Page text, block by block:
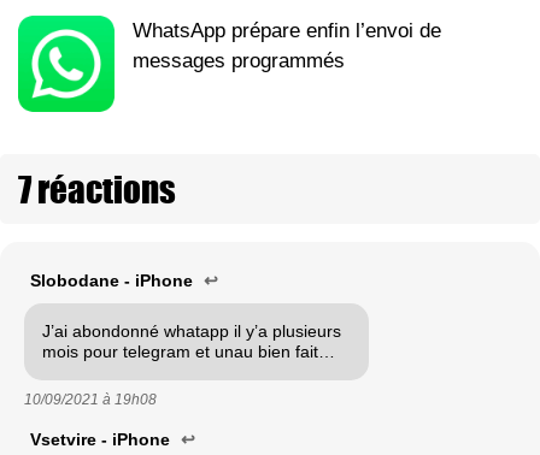
WhatsApp prépare enfin l’envoi de
messages programmés
7 réactions
Slobodane - iPhone ↩
J’ai abondonné whatapp il y’a plusieurs
mois pour telegram et unau bien fait…
10/09/2021 à 19h08
Vsetvire - iPhone ↩